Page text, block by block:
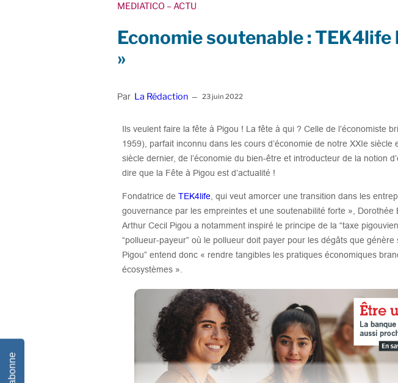
MEDIATICO – ACTU
Economie soutenable : TEK4life
»
Par La Rédaction – 23 juin 2022
Ils veulent faire la fête à Pigou ! La fête à qui ? Celle de l’économiste
1959), parfait inconnu dans les cours d’économie de notre XXIe
siècle dernier, de l’économie du bien-être et introducteur de la notion
dire que la Fête à Pigou est d’actualité !
Fondatrice de TEK4life, qui veut amorcer une transition dans les
gouvernance par les empreintes et une soutenabilité forte », Dorothée
Arthur Cecil Pigou a notamment inspiré le principe de la “taxe
“pollueur-payeur” où le pollueur doit payer pour les dégâts que
Pigou” entend donc « rendre tangibles les pratiques économiques
écosystèmes ».